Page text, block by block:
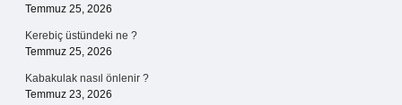
Temmuz 25, 2026
Kerebiç üstündeki ne ?
Temmuz 25, 2026
Kabakulak nasıl önlenir ?
Temmuz 23, 2026